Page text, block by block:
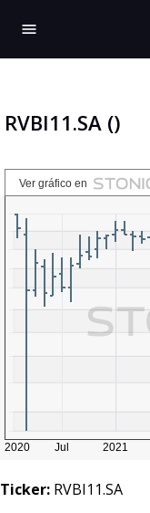
menu
RVBI11.SA ()
Ticker: RVBI11.SA